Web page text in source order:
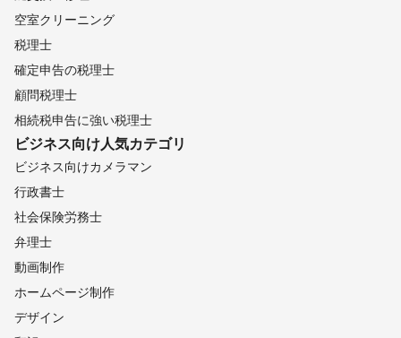
空室クリーニング
税理士
確定申告の税理士
顧問税理士
相続税申告に強い税理士
ビジネス向け人気カテゴリ
ビジネス向けカメラマン
行政書士
社会保険労務士
弁理士
動画制作
ホームページ制作
デザイン